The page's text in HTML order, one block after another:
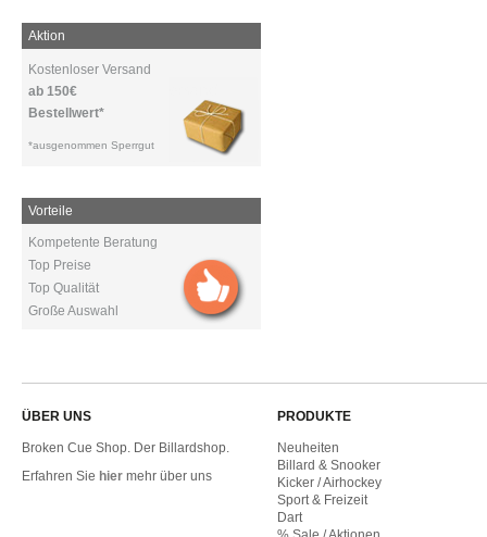
Aktion
Kostenloser Versand
ab 150€
Bestellwert*
*ausgenommen Sperrgut
Vorteile
Kompetente Beratung
Top Preise
Top Qualität
Große Auswahl
ÜBER UNS
Broken Cue Shop. Der Billardshop.
Erfahren Sie hier mehr über uns
PRODUKTE
Neuheiten
Billard & Snooker
Kicker / Airhockey
Sport & Freizeit
Dart